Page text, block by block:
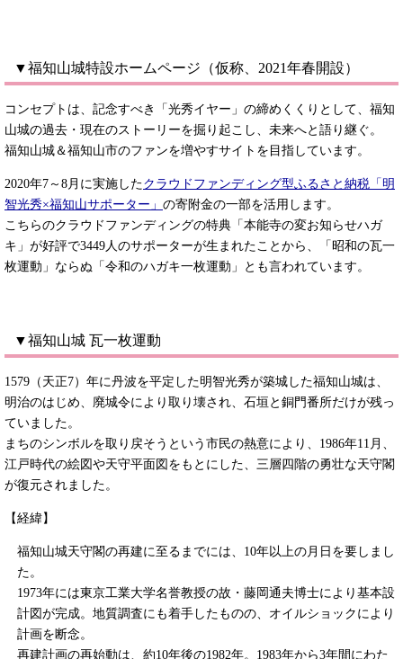
▼福知山城特設ホームページ（仮称、2021年春開設）
コンセプトは、記念すべき「光秀イヤー」の締めくくりとして、福知
山城の過去・現在のストーリーを掘り起こし、未来へと語り継ぐ。
福知山城＆福知山市のファンを増やすサイトを目指しています。
2020年7～8月に実施したクラウドファンディング型ふるさと納税「明
智光秀×福知山サポーター」 の寄附金の一部を活用します。
こちらのクラウドファンディングの特典「本能寺の変お知らせハガ
キ」が好評で3449人のサポーターが生まれたことから、「昭和の瓦一
枚運動」ならぬ「令和のハガキ一枚運動」とも言われています。
▼福知山城 瓦一枚運動
1579（天正7）年に丹波を平定した明智光秀が築城した福知山城は、
明治のはじめ、廃城令により取り壊され、石垣と銅門番所だけが残っ
ていました。
まちのシンボルを取り戻そうという市民の熱意により、1986年11月、
江戸時代の絵図や天守平面図をもとにした、三層四階の勇壮な天守閣
が復元されました。
【経緯】
福知山城天守閣の再建に至るまでには、10年以上の月日を要しまし
た。
1973年には東京工業大学名誉教授の故・藤岡通夫博士により基本設
計図が完成。地質調査にも着手したものの、オイルショックにより
計画を断念。
再建計画の再始動は、約10年後の1982年。1983年から3年間にわた